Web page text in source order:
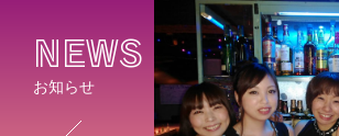
NEWS
お知らせ